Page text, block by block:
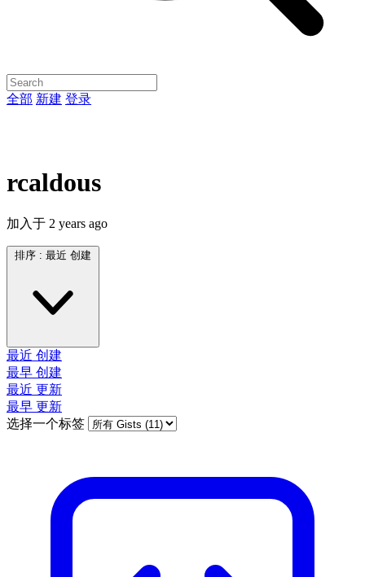
全部 新建 登录
rcaldous
加入于 2 years ago
排序 : 最近 创建
最近 创建
最早 创建
最近 更新
最早 更新
选择一个标签